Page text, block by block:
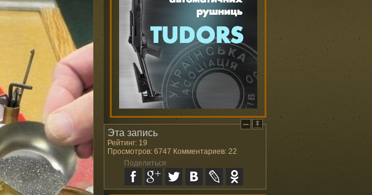
Эта запись
Рейтинг: 19
Просмотров: 6747 Комментариев: 22
Поделиться